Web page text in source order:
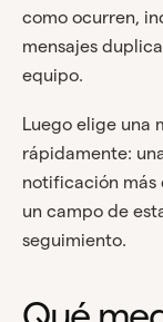
como ocurren,
mensajes
equipo.
Luego elige una
rápidamente:
notificación más
un campo de
seguimiento.